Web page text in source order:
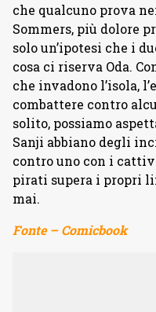
che qualcuno prova
Sommers, più dolore
solo un’ipotesi che i
cosa ci riserva Oda.
che invadono l’isola,
combattere contro
solito, possiamo
Sanji abbiano degli
contro uno con i
pirati supera i propri
mai.
Fonte – Comicbook